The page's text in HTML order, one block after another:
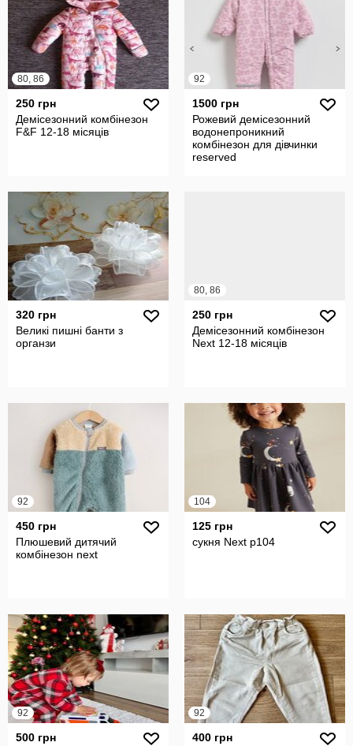
80, 86
250 грн
Демісезонний комбінезон
F&F 12-18 місяців
92
1500 грн
Рожевий демісезонний
водонепроникний
комбінезон для дівчинки
reserved
320 грн
Великі пишні банти з
органзи
80, 86
250 грн
Демісезонний комбінезон
Next 12-18 місяців
92
450 грн
Плюшевий дитячий
комбінезон next
104
125 грн
сукня Next р104
92
500 грн
92
400 грн